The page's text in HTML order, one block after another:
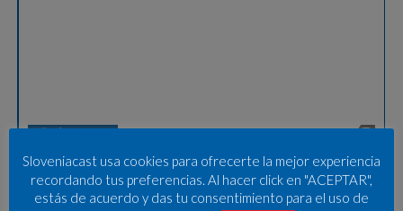
Sloveniacast usa cookies para ofrecerte la mejor experiencia
recordando tus preferencias. Al hacer click en "ACEPTAR",
estás de acuerdo y das tu consentimiento para el uso de